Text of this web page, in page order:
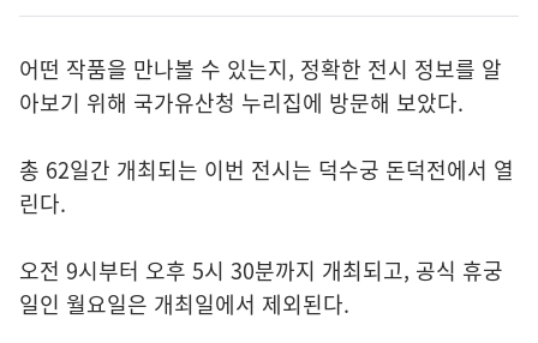
어떤 작품을 만나볼 수 있는지, 정확한 전시 정보를 알
아보기 위해 국가유산청 누리집에 방문해 보았다.
총 62일간 개최되는 이번 전시는 덕수궁 돈덕전에서 열
린다.
오전 9시부터 오후 5시 30분까지 개최되고, 공식 휴궁
일인 월요일은 개최일에서 제외된다.